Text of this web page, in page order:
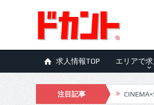
求人情報TOP エリアで
注目記事